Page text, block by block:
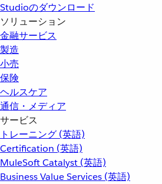
Studioのダウンロード
ソリューション
金融サービス
製造
小売
保険
ヘルスケア
通信・メディア
サービス
トレーニング (英語)
Certification (英語)
MuleSoft Catalyst (英語)
Business Value Services (英語)